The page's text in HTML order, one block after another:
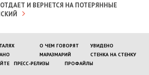
И ВЕРНЕТСЯ НА ПОТЕРЯННЫЕ
О ЧЕМ ГОВОРЯТ
УВИДЕНО
МАРАЗМАРИЙ
СТЕНКА НА СТЕНКУ
ПРЕСС-РЕЛИЗЫ ПРОФАЙЛЫ